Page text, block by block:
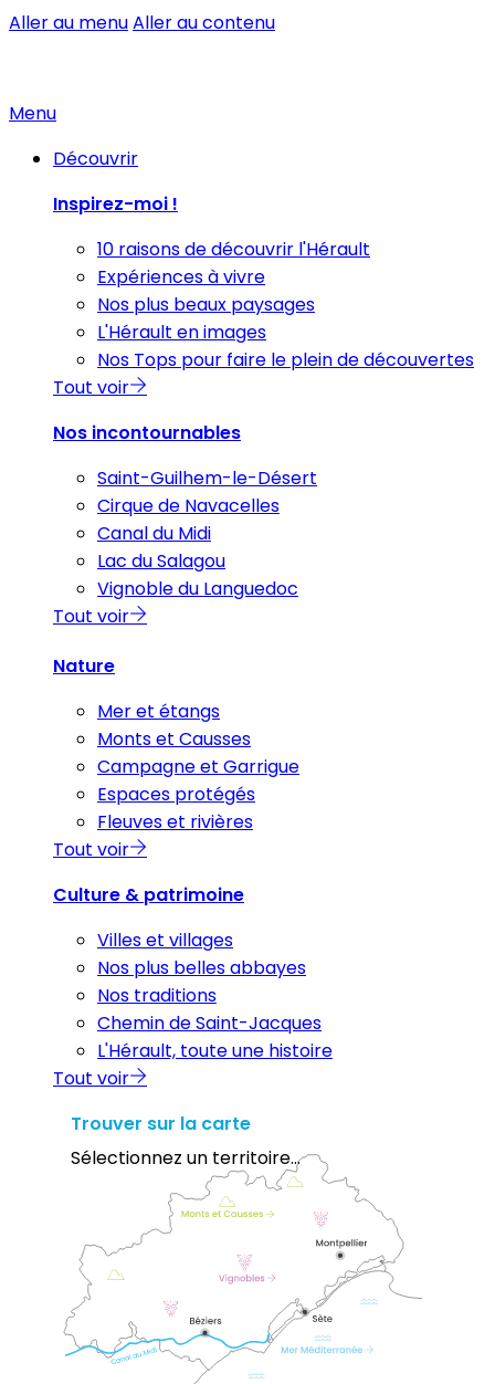
Aller au menuAller au contenu
Menu
Découvrir
Inspirez-moi !
10 raisons de découvrir l'Hérault
Expériences à vivre
Nos plus beaux paysages
L'Hérault en images
Nos Tops pour faire le plein de découvertes
Tout voir
Nos incontournables
Saint-Guilhem-le-Désert
Cirque de Navacelles
Canal du Midi
Lac du Salagou
Vignoble du Languedoc
Tout voir
Nature
Mer et étangs
Monts et Causses
Campagne et Garrigue
Espaces protégés
Fleuves et rivières
Tout voir
Culture & patrimoine
Villes et villages
Nos plus belles abbayes
Nos traditions
Chemin de Saint-Jacques
L'Hérault, toute une histoire
Tout voir
Trouver sur la carte
Sélectionnez un territoire...